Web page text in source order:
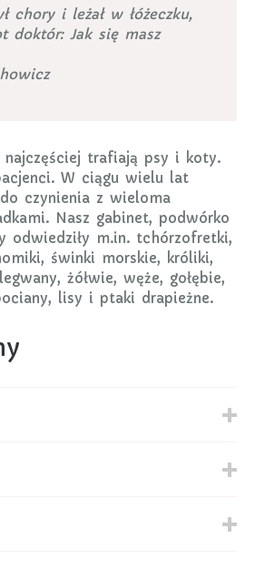
chory i leżał w łóżeczku,
doktór: Jak się masz
najczęściej trafiają psy i koty.
W ciągu wielu lat
czynienia z wieloma
Nasz gabinet, podwórko
odwiedziły m.in. tchórzofretki,
świnki morskie, króliki,
żółwie, węże, gołębie,
lisy i ptaki drapieżne.